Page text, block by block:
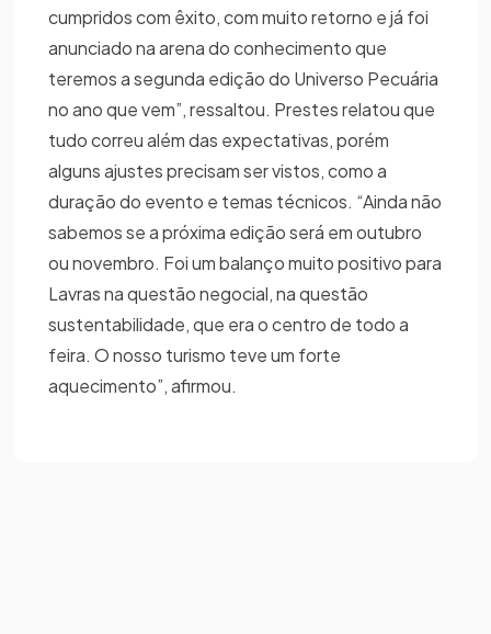
cumpridos com êxito, com muito retorno e já foi
anunciado na arena do conhecimento que
teremos a segunda edição do Universo Pecuária
no ano que vem”, ressaltou. Prestes relatou que
tudo correu além das expectativas, porém
alguns ajustes precisam ser vistos, como a
duração do evento e temas técnicos. “Ainda não
sabemos se a próxima edição será em outubro
ou novembro. Foi um balanço muito positivo para
Lavras na questão negocial, na questão
sustentabilidade, que era o centro de todo a
feira. O nosso turismo teve um forte
aquecimento”, afirmou.